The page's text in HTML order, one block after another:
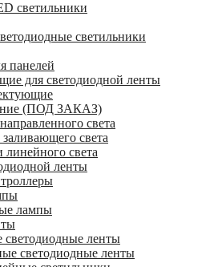
светильники
светильники
панелей
для светодиодной ленты
(ПОД ЗАКАЗ)
света
света
света
ленты
лампы
светодиодные ленты
светодиодные ленты